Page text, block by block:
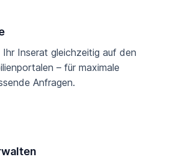
Inserat gleichzeitig auf den
– für maximale
Anfragen.